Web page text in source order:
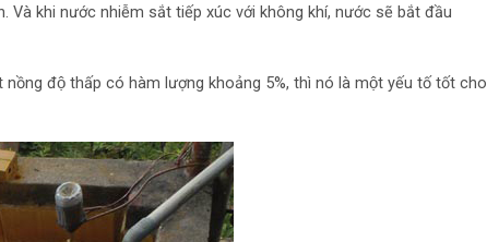
khi nước nhiễm sắt tiếp xúc với không khí, nước sẽ bắt đầu
độ thấp có hàm lượng khoảng 5%, thì nó là một yếu tố tốt cho